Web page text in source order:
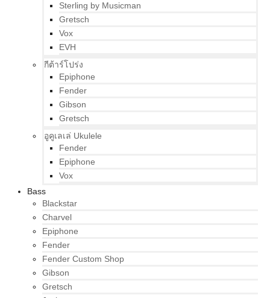
Sterling by Musicman
Gretsch
Vox
EVH
กีต้าร์โปร่ง
Epiphone
Fender
Gibson
Gretsch
อูคูเลเล่ Ukulele
Fender
Epiphone
Vox
Bass
Blackstar
Charvel
Epiphone
Fender
Fender Custom Shop
Gibson
Gretsch